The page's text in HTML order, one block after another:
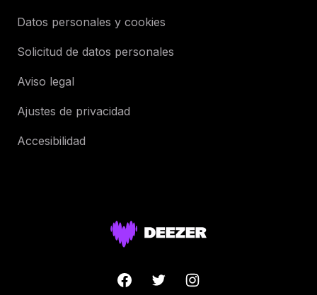
Datos personales y cookies
Solicitud de datos personales
Aviso legal
Ajustes de privacidad
Accesibilidad